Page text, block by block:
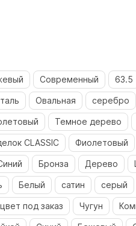
Современный 63.5
Овальная серебро
Темное дерево
CLASSIC Фиолетовый
Бронза Дерево
Белый сатин серый
под заказ Чугун